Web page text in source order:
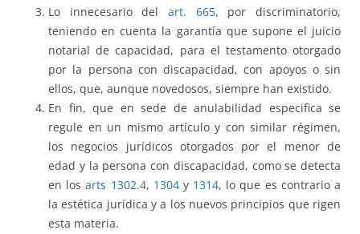
Lo innecesario del art. 665, por discriminatorio,
teniendo en cuenta la garantía que supone el juicio
notarial de capacidad, para el testamento otorgado
por la persona con discapacidad, con apoyos o sin
ellos, que, aunque novedosos, siempre han existido.
En fin, que en sede de anulabilidad especifica se
regule en un mismo artículo y con similar régimen,
los negocios jurídicos otorgados por el menor de
edad y la persona con discapacidad, como se detecta
en losarts 1302.4, 1304y 1314, lo que es contrario a
la estética jurídica y a los nuevos principios que rigen
esta materia.